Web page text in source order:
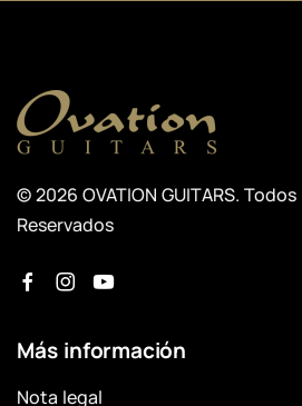
© 2026 OVATION GUITARS.
Reservados
Más información
Nota legal